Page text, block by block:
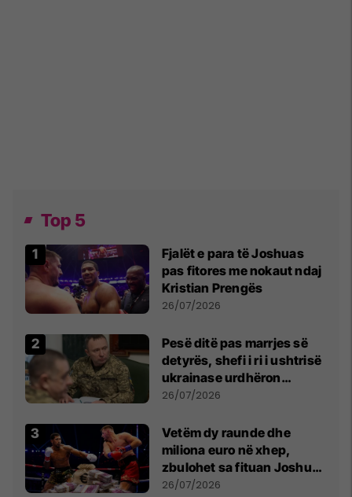
Top 5
Fjalët e para të Joshuas
pas fitores me nokaut ndaj
Kristian Prengës
26/07/2026
Pesë ditë pas marrjes së
detyrës, shefi i ri i ushtrisë
ukrainase urdhëron
kontroll të madh
26/07/2026
Vetëm dy raunde dhe
miliona euro në xhep,
zbulohet sa fituan Joshua
e Prenga
26/07/2026